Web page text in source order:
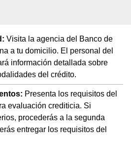
Visita la agencia del Banco de
a tu domicilio. El personal del
información detallada sobre
del crédito.
Presenta los requisitos del
evaluación crediticia. Si
procederás a la segunda
entregar los requisitos del